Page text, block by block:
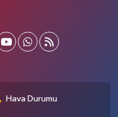
Hava Durumu